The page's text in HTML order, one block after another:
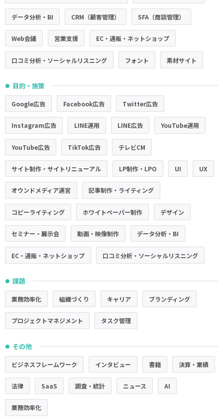
データ分析・BI CRM（顧客管理） SFA（商談管理）
Web会議 営業支援 EC・通販・ネットショップ
口コミ分析・ソーシャルリスニング フォント 素材サイト
● 目的・施策
Google広告 Facebook広告 Twitter広告
Instagram広告 LINE運用 LINE広告 YouTube運用
YouTube広告 TikTok広告 テレビCM
サイト制作・サイトリニューアル LP制作・LPO UI UX
オウンドメディア運営 記事制作・ライティング
コピーライティング ホワイトペーパー制作 デザイン
セミナー・展示会 動画・映像制作 データ分析・BI
EC・通販・ネットショップ 口コミ分析・ソーシャルリスニング
● 課題
業務効率化 組織づくり キャリア ブランディング
プロジェクトマネジメント タスク管理
● その他
ビジネスフレームワーク インタビュー 書籍 決算・業績
法律 SaaS 調査・統計 ニュース AI
業務効率化